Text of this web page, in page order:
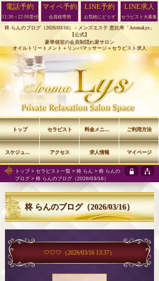
柊 らんのブログ（2026/03/16） - メンズエステ 恵比寿「AromaLys」
【公式】
豪華個室の会員制隠れ家サロン
オイルトリートメント＋リンパマッサージ＋セラピスト求人
トップ> セラピスト一覧 >柊 らん > 柊 らんの
ブログ > 柊 らんのブログ（2026/03/16）
柊 らんのブログ（2026/03/16）
🤍🤍🤍 （2026/03/16 13:37）
トップ セラピスト 料金メニュー ご利用方法
スケジュール アクセス 求人情報 マイページ
電話予約
11:30～22:00受付
マイペ予約
会員様専用
LINE予約
お気軽にどうぞ
LINE求人
セラピスト大募集